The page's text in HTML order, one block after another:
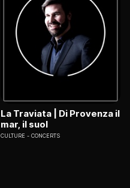
La Traviata | Di Provenza il
mar, il suol
CULTURE CONCERTS